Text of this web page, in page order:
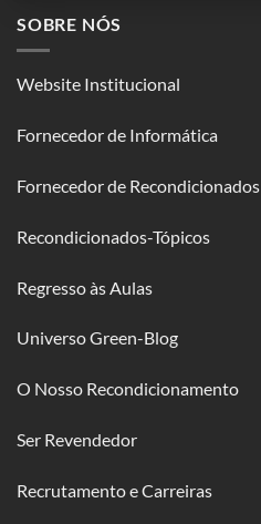
SOBRE NÓS
Website Institucional
Fornecedor de Informática
Fornecedor de Recondicionados
Recondicionados-Tópicos
Regresso às Aulas
Universo Green-Blog
O Nosso Recondicionamento
Ser Revendedor
Recrutamento e Carreiras